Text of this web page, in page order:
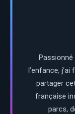
l’enfance,
partager
française
parcs,